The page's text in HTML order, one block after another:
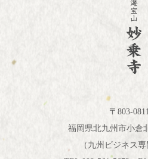
〒803-
福岡県北九州市小倉
（九州ビジネス専